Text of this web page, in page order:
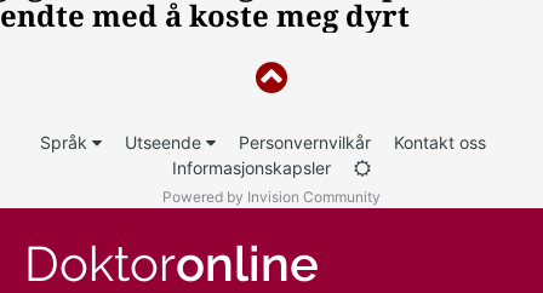
Språk Utseende Personvernvilkår
Kontakt oss
Informasjonskapsler
Powered by Invision Community
Doktoronline